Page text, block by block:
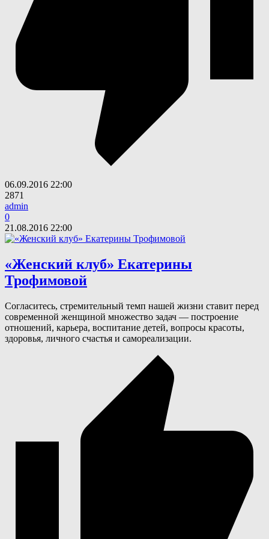
06.09.2016 22:00
2871
admin
0
21.08.2016 22:00
«Женский клуб» Екатерины
Трофимовой
​Согласитесь, стремительный темп нашей жизни ставит перед
современной женщиной множество задач — построение
отношений, карьера, воспитание детей, вопросы красоты,
здоровья, личного счастья и самореализации.